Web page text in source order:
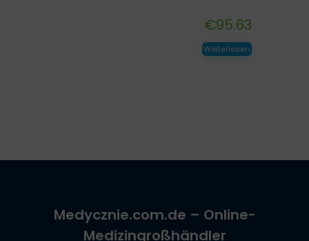
€95.63
Weiterlesen
Medycznie.com.de – Online-
Medizingroßhändler